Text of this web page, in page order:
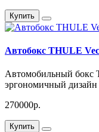
Купить
Автобокс THULE
Автомобильный бокс
эргономичный
270000р.
Купить